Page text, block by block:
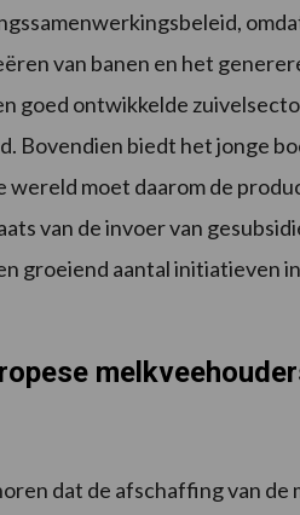
van banen en het
goed ontwikkelde
Bovendien biedt het jonge
wereld moet daarom de
van de invoer van
groeiend aantal initiatieven
dat de afschaffing van de